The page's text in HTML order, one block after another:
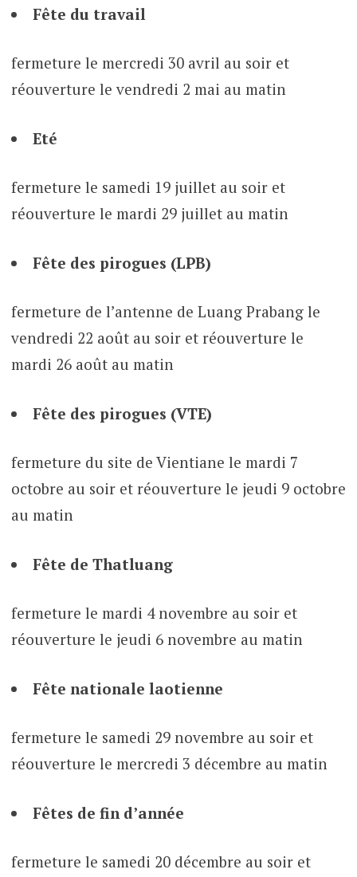
Fête du travail
fermeture le mercredi 30 avril au soir et
réouverture le vendredi 2 mai au matin
Eté
fermeture le samedi 19 juillet au soir et
réouverture le mardi 29 juillet au matin
Fête des pirogues (LPB)
fermeture de l’antenne de Luang Prabang le
vendredi 22 août au soir et réouverture le
mardi 26 août au matin
Fête des pirogues (VTE)
fermeture du site de Vientiane le mardi 7
octobre au soir et réouverture le jeudi 9 octobre
au matin
Fête de Thatluang
fermeture le mardi 4 novembre au soir et
réouverture le jeudi 6 novembre au matin
Fête nationale laotienne
fermeture le samedi 29 novembre au soir et
réouverture le mercredi 3 décembre au matin
Fêtes de fin d’année
fermeture le samedi 20 décembre au soir et